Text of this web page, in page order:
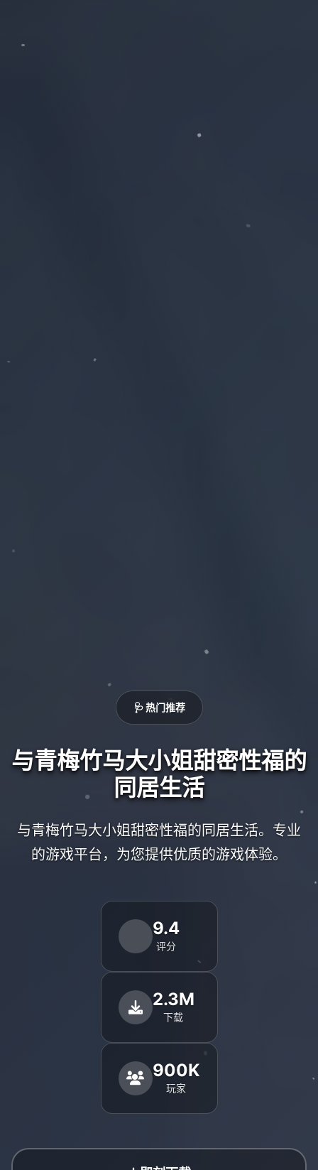
🩺 热门推荐
与青梅竹马大小姐甜密性福的
同居生活
与青梅竹马大小姐甜密性福的同居生活。专业
的游戏平台，为您提供优质的游戏体验。
9.4
评分
2.3M
下载
900K
玩家